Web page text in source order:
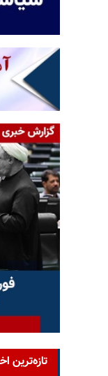
تازه‌ترین